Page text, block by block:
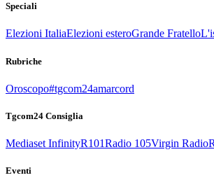
Speciali
Elezioni ItaliaElezioni esteroGrande Fratello
Rubriche
Oroscopo#tgcom24amarcord
Tgcom24 Consiglia
Mediaset InfinityR101Radio 105Virgin Radio
Eventi